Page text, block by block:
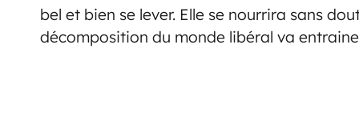
bel et bien se lever. Elle se nourrira sans
décomposition du monde libéral va